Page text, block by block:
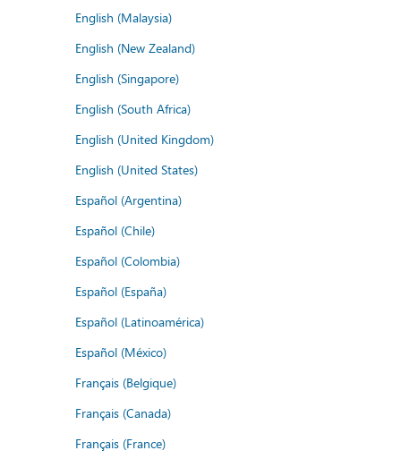
English (Malaysia)
English (New Zealand)
English (Singapore)
English (South Africa)
English (United Kingdom)
English (United States)
Español (Argentina)
Español (Chile)
Español (Colombia)
Español (España)
Español (Latinoamérica)
Español (México)
Français (Belgique)
Français (Canada)
Français (France)